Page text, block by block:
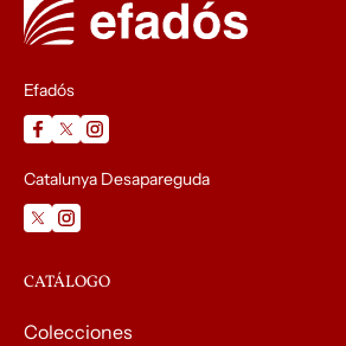
Efadós
Catalunya Desapareguda
CATÁLOGO
Colecciones